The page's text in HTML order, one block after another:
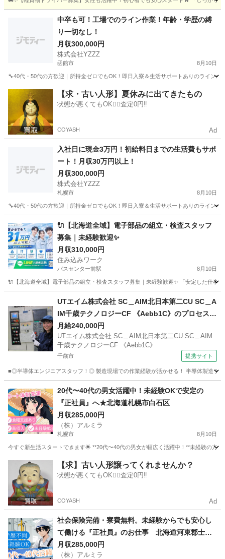
宅配 未経験
中卒も可！工場でのライン作業！年齢・学歴の縛
り一切なし！
月収300,000円
株式会社YZZZ
函館市 8月10日
🔧40代・50代の方歓迎｜所持金ゼロでもOK！即日入寮＆生活サポートありのライン
工場 50代
【求・古い人形】夏休みに出てきたもの
状態が悪くてもOK🙆‍♀️査定0円‼️
COYASH Ad
入社日に現金3万円！初給料日までの生活費もサポ
ート！月収30万円以上！
月収300,000円
株式会社YZZZ
札幌市 8月10日
🔧40代・50代の方歓迎｜所持金ゼロでもOK！即日入寮＆生活サポートありのライン
工場 50代
🔌【北海道全域】電子部品の組立・検査スタッフ
募集｜未経験歓迎✨
月収310,000円
住み込みワーク
バスセンター前駅 8月10日
🔌【北海道全域】電子部品の組立・検査スタッフ募集｜未経験歓迎✨ 「安定した仕
バスセンター前駅 未経験
UTエイム株式会社 SC＿AIM北日本第二CU SC＿A
IM千歳テクノロジーCF 《Aebb1C》のプロセスエ
ンジニア・レシピ作成・解析・グラフ作成・機械
操作・部材管理 【フリーター歓迎】
月給240,000円
UTエイム株式会社 SC＿AIM北日本第二CU SC＿AIM
千歳テクノロジーCF 《Aebb1C》
千歳市 提携サイト
■◎半導体エンジニアスタッフ！◎ 製造現場での作業経験が活かせる！ 半導体製造ラ
その他
20代〜40代の男女活躍中！未経験OKで安定の
『正社員』へ★北海道札幌市白石区
月収285,000円
（株）アルミラ
札幌市 8月10日
今すぐ新生活スタートできます🌟 **20代〜40代の男女が幅広く活躍中！**未経験の
北海道 工場 未経験
【求】古い人形譲ってくれませんか？
状態が悪くてもOK🙆‍♀️査定0円‼️
COYASH Ad
社会保険完備・寮費無料。未経験からでも安心し
て働ける『正社員』のお仕事 北海道河東郡士幌
町
月収285,000円
（株）アルミラ